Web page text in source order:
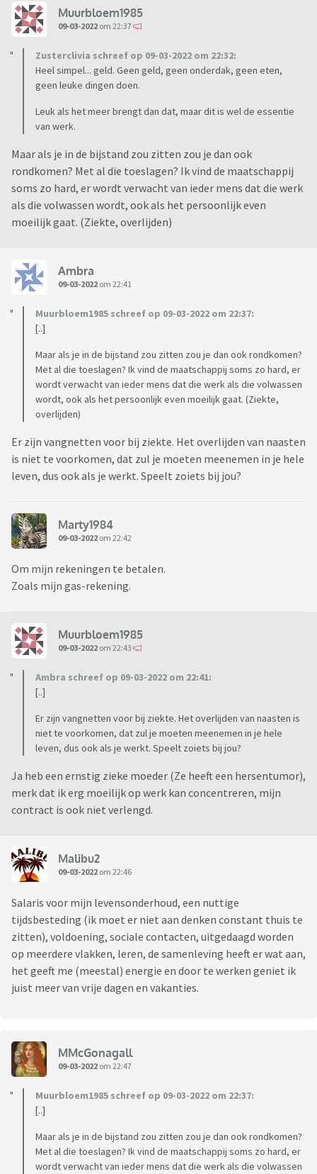
Muurbloem1985
09-03-2022 om 22:37
Zusterclivia schreef op 09-03-2022 om 22:32:
Heel simpel... geld. Geen geld, geen onderdak, geen eten,
geen leuke dingen doen.
Leuk als het meer brengt dan dat, maar dit is wel de essentie
van werk.
Maar als je in de bijstand zou zitten zou je dan ook
rondkomen? Met al die toeslagen? Ik vind de maatschappij
soms zo hard, er wordt verwacht van ieder mens dat die werk
als die volwassen wordt, ook als het persoonlijk even
moeilijk gaat. (Ziekte, overlijden)
Ambra
09-03-2022 om 22:41
Muurbloem1985 schreef op 09-03-2022 om 22:37:
[..]
Maar als je in de bijstand zou zitten zou je dan ook rondkomen?
Met al die toeslagen? Ik vind de maatschappij soms zo hard, er
wordt verwacht van ieder mens dat die werk als die volwassen
wordt, ook als het persoonlijk even moeilijk gaat. (Ziekte,
overlijden)
Er zijn vangnetten voor bij ziekte. Het overlijden van naasten
is niet te voorkomen, dat zul je moeten meenemen in je hele
leven, dus ook als je werkt. Speelt zoiets bij jou?
Marty1984
09-03-2022 om 22:42
Om mijn rekeningen te betalen.
Zoals mijn gas-rekening.
Muurbloem1985
09-03-2022 om 22:43
Ambra schreef op 09-03-2022 om 22:41:
[..]
Er zijn vangnetten voor bij ziekte. Het overlijden van naasten is
niet te voorkomen, dat zul je moeten meenemen in je hele
leven, dus ook als je werkt. Speelt zoiets bij jou?
Ja heb een ernstig zieke moeder (Ze heeft een hersentumor),
merk dat ik erg moeilijk op werk kan concentreren, mijn
contract is ook niet verlengd.
Malibu2
09-03-2022 om 22:46
Salaris voor mijn levensonderhoud, een nuttige
tijdsbesteding (ik moet er niet aan denken constant thuis te
zitten), voldoening, sociale contacten, uitgedaagd worden
op meerdere vlakken, leren, de samenleving heeft er wat aan,
het geeft me (meestal) energie en door te werken geniet ik
juist meer van vrije dagen en vakanties.
MMcGonagall
09-03-2022 om 22:47
Muurbloem1985 schreef op 09-03-2022 om 22:37:
[..]
Maar als je in de bijstand zou zitten zou je dan ook rondkomen?
Met al die toeslagen? Ik vind de maatschappij soms zo hard, er
wordt verwacht van ieder mens dat die werk als die volwassen